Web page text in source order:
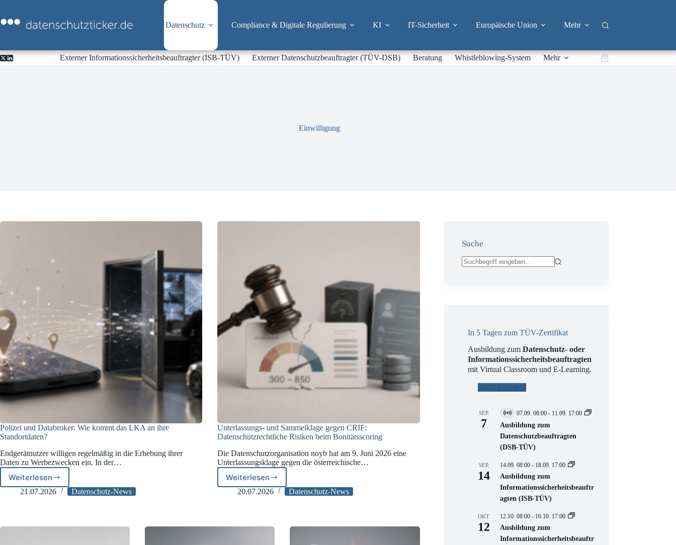
springen
Datenschutz Compliance & Digitale Regulierung KI IT-Sicherheit Europäische Union Mehr
Externer Informationssicherheitsbeauftragter (ISB-TÜV) Externer Datenschutzbeauftragter (TÜV-DSB) Beratung Whistleblowing-System Mehr Warenkorb
Einwilligung
Polizei und Databroker: Wie kommt das LKA an ihre
Standortdaten?
Endgerätnutzer willigen regelmäßig in die Erhebung ihrer
Daten zu Werbezwecken ein. In der…
Weiterlesen
Polizei
und
das
21.07.2026 Datenschutz-News
Unterlassungs- und Sammelklage gegen CRIF:
Datenschutzrechtliche Risiken beim Bonitätsscoring
Die Datenschutzorganisation noyb hat am 9. Juni 2026 eine
Unterlassungsklage gegen die österreichische…
WeiterlesenUnterlassungs-
und
Datenschutzrechtliche
20.07.2026 Datenschutz-News
Suche
In 5 Tagen zum TÜV-Zertifikat
Ausbildung zumDatenschutz- oder
Informationssicherheitsbeauftragten
mit Virtual Classroom und E-Learning.
Jetzt buchen!
SEP.
7
V
i
t
u
l
V
e
r
n
s
t
a
07.09. 08:00 - 11.09. 17:00
Ausbildung zum
Datenschutzbeauftragten
(DSB-TÜV)
SEP.
14
14.09. 08:00 - 18.09. 17:00
Ausbildung zum
Informationssicherheitsbeauftr
agten (ISB-TÜV)
OKT.
12
12.10. 08:00 - 16.10. 17:00
Ausbildung zum
Informationssicherheitsbeauftr